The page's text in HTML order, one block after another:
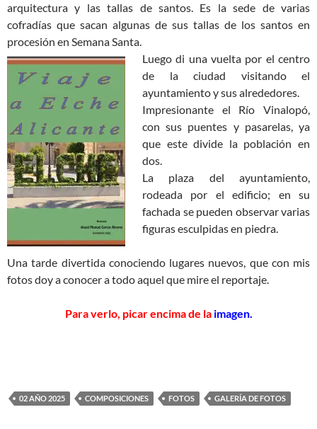
arquitectura y las tallas de santos. Es la sede de varias
cofradías que sacan algunas de sus tallas de los santos en
procesión en Semana Santa.
Luego di una vuelta por el centro
de la ciudad visitando el
ayuntamiento y sus alrededores.
Impresionante el Río Vinalopó,
con sus puentes y pasarelas, ya
que este divide la población en
dos.
La plaza del ayuntamiento,
rodeada por el edificio; en su
fachada se pueden observar varias
figuras esculpidas en piedra.
Una tarde divertida conociendo lugares nuevos, que con mis
fotos doy a conocer a todo aquel que mire el reportaje.
Para verlo, picar encima de la imagen.
02 AÑO 2025 COMPOSICIONES FOTOS GALERÍA DE FOTOS